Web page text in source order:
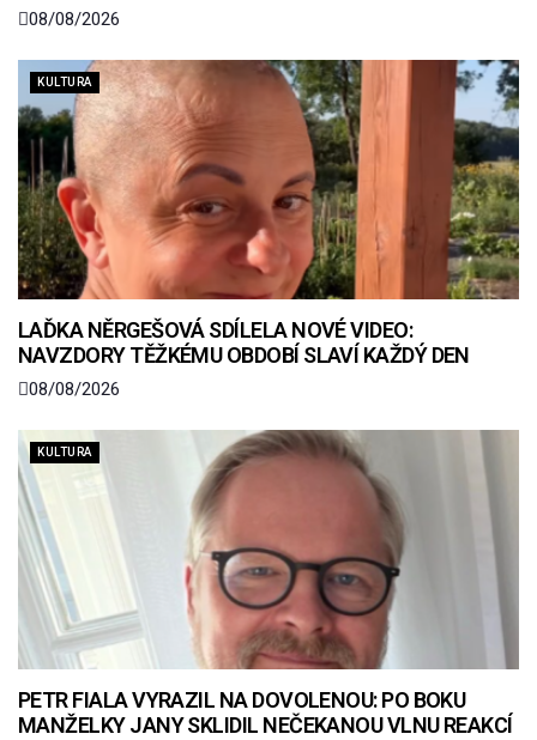
08/08/2026
KULTURA
LAĎKA NĚRGEŠOVÁ SDÍLELA NOVÉ VIDEO:
NAVZDORY TĚŽKÉMU OBDOBÍ SLAVÍ KAŽDÝ DEN
08/08/2026
KULTURA
PETR FIALA VYRAZIL NA DOVOLENOU: PO BOKU
MANŽELKY JANY SKLIDIL NEČEKANOU VLNU REAKCÍ